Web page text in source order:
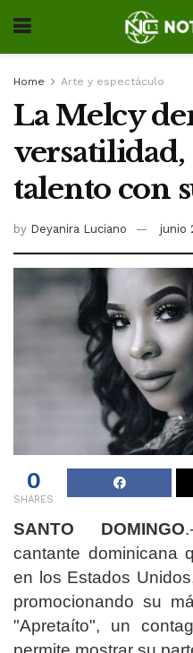
Home Arte y espectáculo
La Melcy
versatilidad,
talento con
by Deyanira Luciano junio
0
SHARES
SANTO DOMINGO
cantante dominicana
en los Estados
promocionando su
"Apretaíto", un